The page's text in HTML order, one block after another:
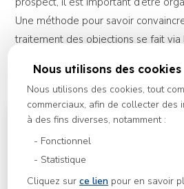
Une méthode pour savoir
traitement des objections se fait via
recherche sur des articles pertinents.
Nous utilisons des cookies
Nous utilisons des cookies, tout
commerciaux, afin de collecter des
à des fins diverses, notamment :
Fonctionnel
Statistique
Cliquez surce lien pour en savoir